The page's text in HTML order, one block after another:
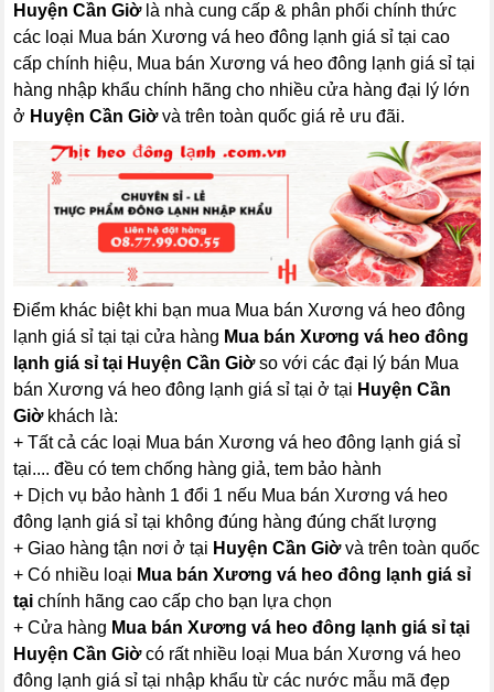
Huyện Cần Giờlà nhà cung cấp & phân phối chính thức
các loại Mua bán Xương vá heo đông lạnh giá sỉ tại cao
cấp chính hiệu, Mua bán Xương vá heo đông lạnh giá sỉ tại
hàng nhập khẩu chính hãng cho nhiều cửa hàng đại lý lớn
ở Huyện Cần Giờvà trên toàn quốc giá rẻ ưu đãi.
Điểm khác biệt khi bạn mua Mua bán Xương vá heo đông
lạnh giá sỉ tại tại cửa hàng Mua bán Xương vá heo đông
lạnh giá sỉ tại Huyện Cần Giờso với các đại lý bán Mua
bán Xương vá heo đông lạnh giá sỉ tại ở tại Huyện Cần
Giờkhách là:
+ Tất cả các loại Mua bán Xương vá heo đông lạnh giá sỉ
tại.... đều có tem chống hàng giả, tem bảo hành
+ Dịch vụ bảo hành 1 đổi 1 nếu Mua bán Xương vá heo
đông lạnh giá sỉ tại không đúng hàng đúng chất lượng
+ Giao hàng tận nơi ở tại Huyện Cần Giờvà trên toàn quốc
+ Có nhiều loại Mua bán Xương vá heo đông lạnh giá sỉ
tại chính hãng cao cấp cho bạn lựa chọn
+ Cửa hàng Mua bán Xương vá heo đông lạnh giá sỉ tại
Huyện Cần Giờcó rất nhiều loại Mua bán Xương vá heo
đông lạnh giá sỉ tại nhập khẩu từ các nước mẫu mã đẹp